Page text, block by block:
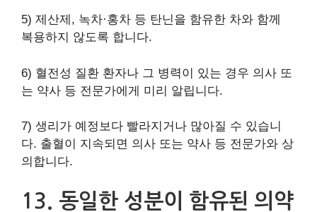
5) 제산제, 녹차·홍차 등 탄닌을 함유한 차와 함께
복용하지 않도록 합니다.
6) 혈전성 질환 환자나 그 병력이 있는 경우 의사 또
는 약사 등 전문가에게 미리 알립니다.
7) 생리가 예정보다 빨라지거나 많아질 수 있습니
다. 출혈이 지속되면 의사 또는 약사 등 전문가와 상
의합니다.
13. 동일한 성분이 함유된 의약